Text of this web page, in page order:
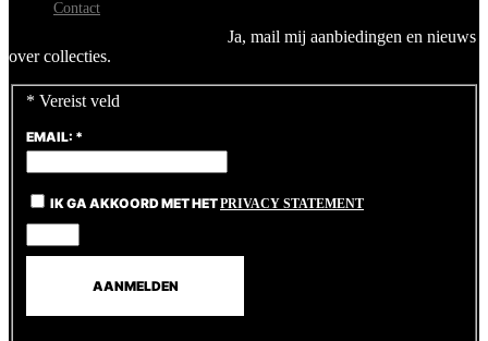
Contact
Ja, mail mij aanbiedingen en nieuws
over collecties.
* Vereist veld
EMAIL: *
IK GA AKKOORD MET HETPRIVACY STATEMENT